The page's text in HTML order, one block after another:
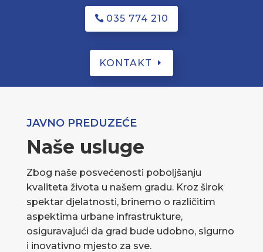
035 774 210
KONTAKT
JAVNO PREDUZEĆE
Naše usluge
Zbog naše posvećenosti poboljšanju
kvaliteta života u našem gradu. Kroz širok
spektar djelatnosti, brinemo o različitim
aspektima urbane infrastrukture,
osiguravajući da grad bude udobno, sigurno
i inovativno mjesto za sve.